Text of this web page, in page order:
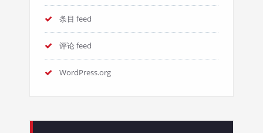
条目 feed
评论 feed
WordPress.org